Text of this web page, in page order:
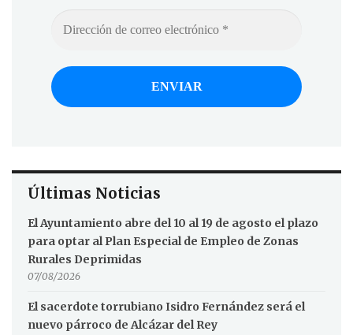
Últimas Noticias
El Ayuntamiento abre del 10 al 19 de agosto el plazo
para optar al Plan Especial de Empleo de Zonas
Rurales Deprimidas
07/08/2026
El sacerdote torrubiano Isidro Fernández será el
nuevo párroco de Alcázar del Rey